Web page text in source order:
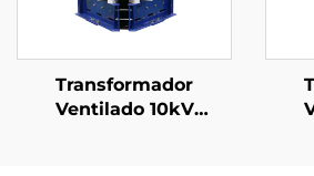
Transformador
Ventilado 10kV